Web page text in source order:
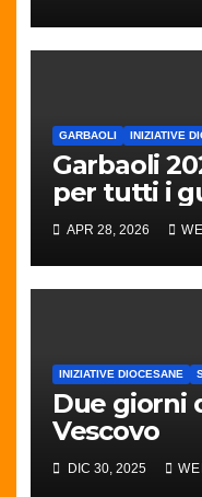
GARBAOLI INIZIATIVE
Garbaoli
per tutti i
APR 28, 2026
INIZIATIVE DIOCESANE
Due giorni
Vescovo
DIC 30, 2025